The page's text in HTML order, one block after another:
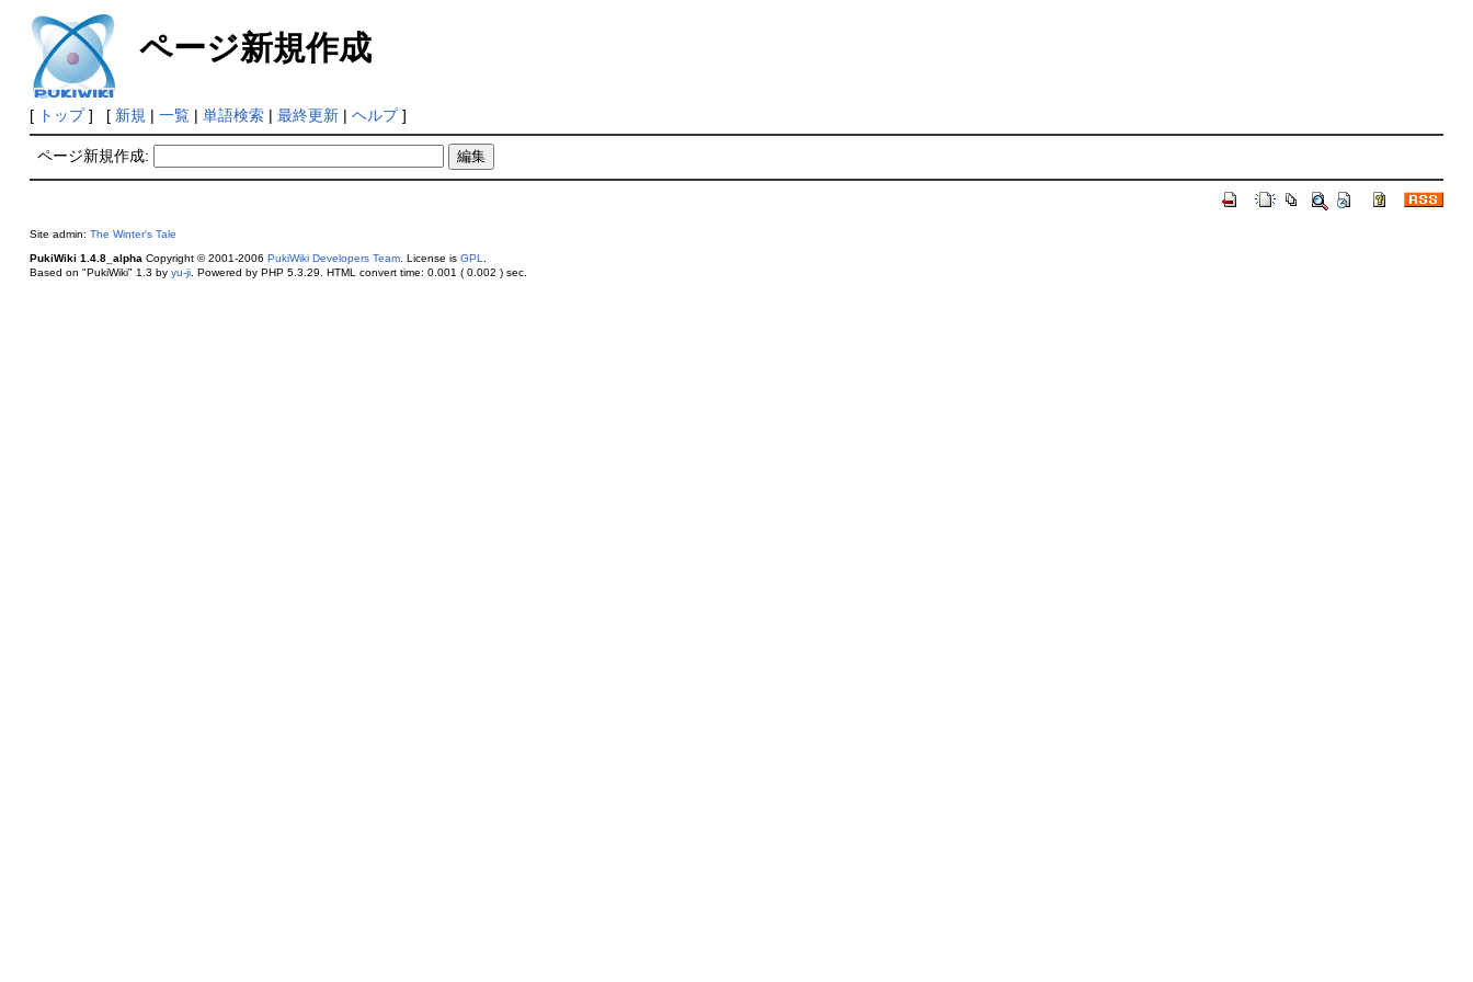
ページ新規作成
[ トップ] [ 新規 | 一覧| 単語検索| 最終更新| ヘルプ]
ページ新規作成:
Site admin: The Winter's Tale
PukiWiki 1.4.8_alpha Copyright © 2001-2006 PukiWiki Developers Team. License is GPL
Based on "PukiWiki" 1.3 by yu-ji. Powered by PHP 5.3.29. HTML convert time: 0.001 ( 0.002 ) sec.